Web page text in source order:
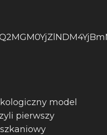
model
pierwszy